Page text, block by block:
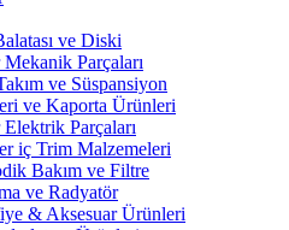
ve Diski
Parçaları
ve Süspansiyon
ve Kaporta Ürünleri
Parçaları
iç Trim Malzemeleri
Bakım ve Filtre
ve Radyatör
& Aksesuar Ürünleri